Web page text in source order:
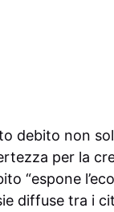
debito non
per la
“espone
diffuse tra i